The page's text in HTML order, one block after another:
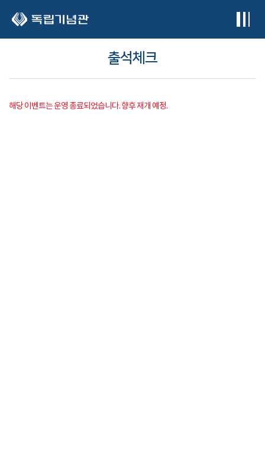
출석체크
해당 이벤트는 운영 종료되었습니다. 향후 재개 예정.